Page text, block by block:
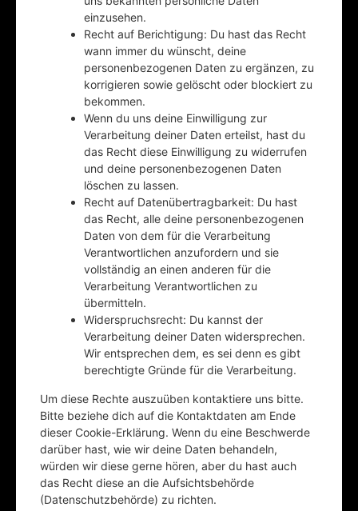
einzusehen.
Recht auf Berichtigung: Du hast das Recht
wann immer du wünscht, deine
personenbezogenen Daten zu ergänzen, zu
korrigieren sowie gelöscht oder blockiert zu
bekommen.
Wenn du uns deine Einwilligung zur
Verarbeitung deiner Daten erteilst, hast du
das Recht diese Einwilligung zu widerrufen
und deine personenbezogenen Daten
löschen zu lassen.
Recht auf Datenübertragbarkeit: Du hast
das Recht, alle deine personenbezogenen
Daten von dem für die Verarbeitung
Verantwortlichen anzufordern und sie
vollständig an einen anderen für die
Verarbeitung Verantwortlichen zu
übermitteln.
Widerspruchsrecht: Du kannst der
Verarbeitung deiner Daten widersprechen.
Wir entsprechen dem, es sei denn es gibt
berechtigte Gründe für die Verarbeitung.
Um diese Rechte auszuüben kontaktiere uns bitte.
Bitte beziehe dich auf die Kontaktdaten am Ende
dieser Cookie-Erklärung. Wenn du eine Beschwerde
darüber hast, wie wir deine Daten behandeln,
würden wir diese gerne hören, aber du hast auch
das Recht diese an die Aufsichtsbehörde
(Datenschutzbehörde) zu richten.